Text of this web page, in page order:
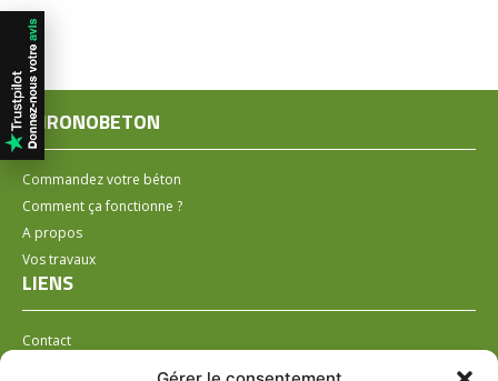
CHRONOBETON
Commandez votre béton
Comment ça fonctionne ?
A propos
Vos travaux
LIENS
Contact